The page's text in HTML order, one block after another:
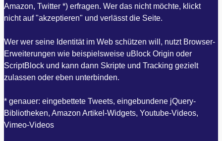
Amazon, Twitter *) erfragen. Wer das nicht möchte, klickt
nicht auf "akzeptieren" und verlässt die Seite.
Wer wer seine Identität im Web schützen will, nutzt Browser-
Erweiterungen wie beispielsweise uBlock Origin oder
ScriptBlock und kann dann Skripte und Tracking gezielt
zulassen oder eben unterbinden.
* genauer: eingebettete Tweets, eingebundene jQuery-
Bibliotheken, Amazon Artikel-Widgets, Youtube-Videos,
Vimeo-Videos